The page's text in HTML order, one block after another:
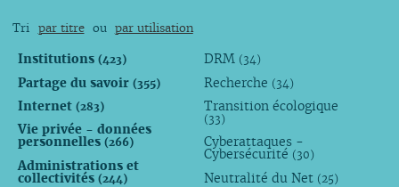
Tri par titre ou par utilisation
Institutions (423)
Partage du savoir (355)
Internet (283)
Vie privée - données
personnelles (266)
Administrations et
collectivités (244)
DRM (34)
Recherche (34)
Transition écologique
(33)
Cyberattaques -
Cybersécurité (30)
Neutralité du Net (25)